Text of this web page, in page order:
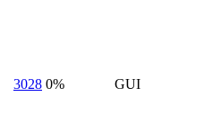
3028 0% GUI